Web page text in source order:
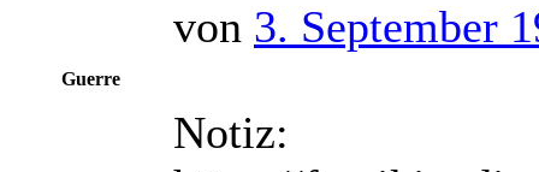
Guerre
von 3. September
Notiz: